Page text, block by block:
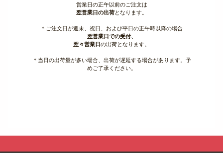
営業日の正午以前のご注文は
翌営業日の出荷となります。
＊ご注文日が週末、祝日、および平日の正午時以降の場合
翌営業日での受付、
翌々営業日の出荷となります。
＊当日の出荷量が多い場合、出荷が遅延する場合があります。予
めご了承ください。